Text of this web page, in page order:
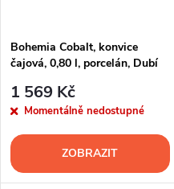
Bohemia Cobalt, konvice
čajová, 0,80 l, porcelán, Dubí
1 569 Kč
Momentálně nedostupné
ZOBRAZIT